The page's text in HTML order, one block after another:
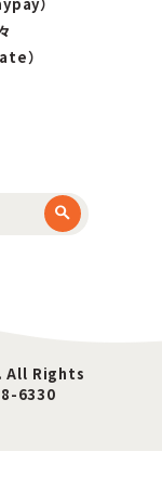
）
）
All Rights
6330